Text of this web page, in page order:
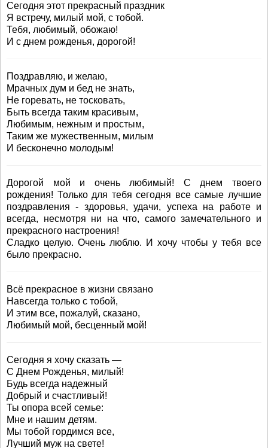
Сегодня этот прекрасный праздник
Я встречу, милый мой, с тобой.
Тебя, любимый, обожаю!
И с днем рожденья, дорогой!
Поздравляю, и желаю,
Мрачных дум и бед не знать,
Не горевать, не тосковать,
Быть всегда таким красивым,
Любимым, нежным и простым,
Таким же мужественным, милым
И бесконечно молодым!
Дорогой мой и очень любимый! С днем твоего
рождения! Только для тебя сегодня все самые лучшие
поздравления - здоровья, удачи, успеха на работе и
всегда, несмотря ни на что, самого замечательного и
прекрасного настроения!
Сладко целую. Очень люблю. И хочу чтобы у тебя все
было прекрасно.
Всё прекрасное в жизни связано
Навсегда только с тобой,
И этим все, пожалуй, сказано,
Любимый мой, бесценный мой!
Сегодня я хочу сказать —
С Днем Рожденья, милый!
Будь всегда надежный
Добрый и счастливый!
Ты опора всей семье:
Мне и нашим детям.
Мы тобой гордимся все,
Лучший муж на свете!